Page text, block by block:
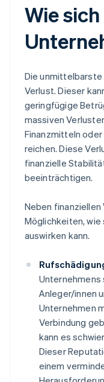
Wie
Die
Verlust. Dieser
geringfügige
massiven
Finanzmitteln
reichen. Diese
finanzielle
beeinträchtigen.
Neben
Möglichkeiten, wie
auswirken kann.
Unternehmens
Anleger/innen
Unternehmen
Verbindung
kann es
Dieser
einem